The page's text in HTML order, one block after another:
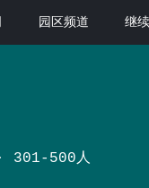
园区频道 继
301-500人